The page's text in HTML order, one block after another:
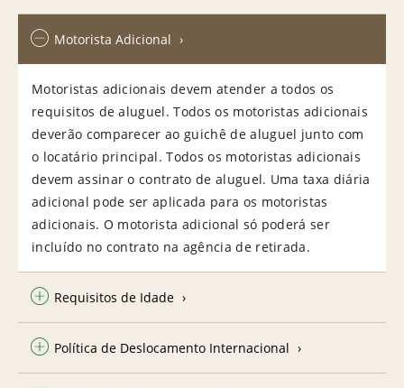
Motorista Adicional
Motoristas adicionais devem atender a todos os
requisitos de aluguel. Todos os motoristas adicionais
deverão comparecer ao guichê de aluguel junto com
o locatário principal. Todos os motoristas adicionais
devem assinar o contrato de aluguel. Uma taxa diária
adicional pode ser aplicada para os motoristas
adicionais. O motorista adicional só poderá ser
incluído no contrato na agência de retirada.
Requisitos de Idade
Política de Deslocamento Internacional